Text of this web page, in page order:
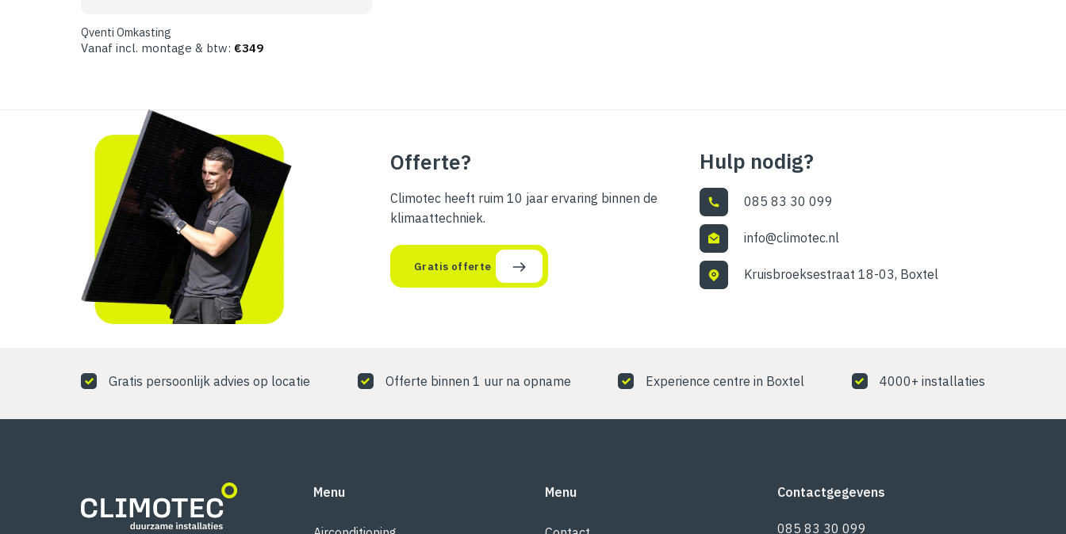
Qventi Omkasting
Vanaf incl. montage & btw: €349
Offerte?
Climotec heeft ruim 10 jaar ervaring binnen de
klimaattechniek.
Gratis offerte
Hulp nodig?
085 83 30 099
info@climotec.nl
Kruisbroeksestraat 18-03, Boxtel
Gratis persoonlijk advies op locatie Offerte binnen 1 uur na opname Experience centre in Boxtel 4000+ installaties
Menu Menu Contactgegevens
085 83 30 099